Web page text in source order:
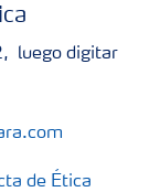
luego digitar
de Ética